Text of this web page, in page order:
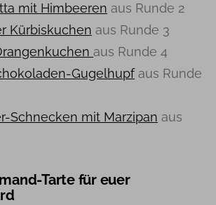
mit Himbeeren aus Runde 2
Kürbiskuchen aus Runde 3
aus Runde 4
Gugelhupfaus Runde
Schnecken mit Marzipan aus
Tarte für euer